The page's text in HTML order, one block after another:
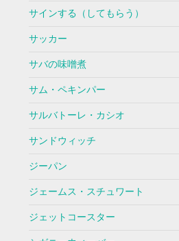
サインする（してもらう）
サッカー
サバの味噌煮
サム・ペキンパー
サルバトーレ・カシオ
サンドウィッチ
ジーパン
ジェームス・スチュワート
ジェットコースター